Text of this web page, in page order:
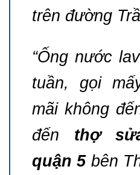
trên đường
“Ống nước
tuần, gọi
mãi không
đến thợ
quận 5bên